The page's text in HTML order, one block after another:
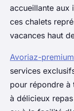
accueillante aux
ces chalets
vacances haut
Avoriaz-premium
services
pour répondre à
à délicieux